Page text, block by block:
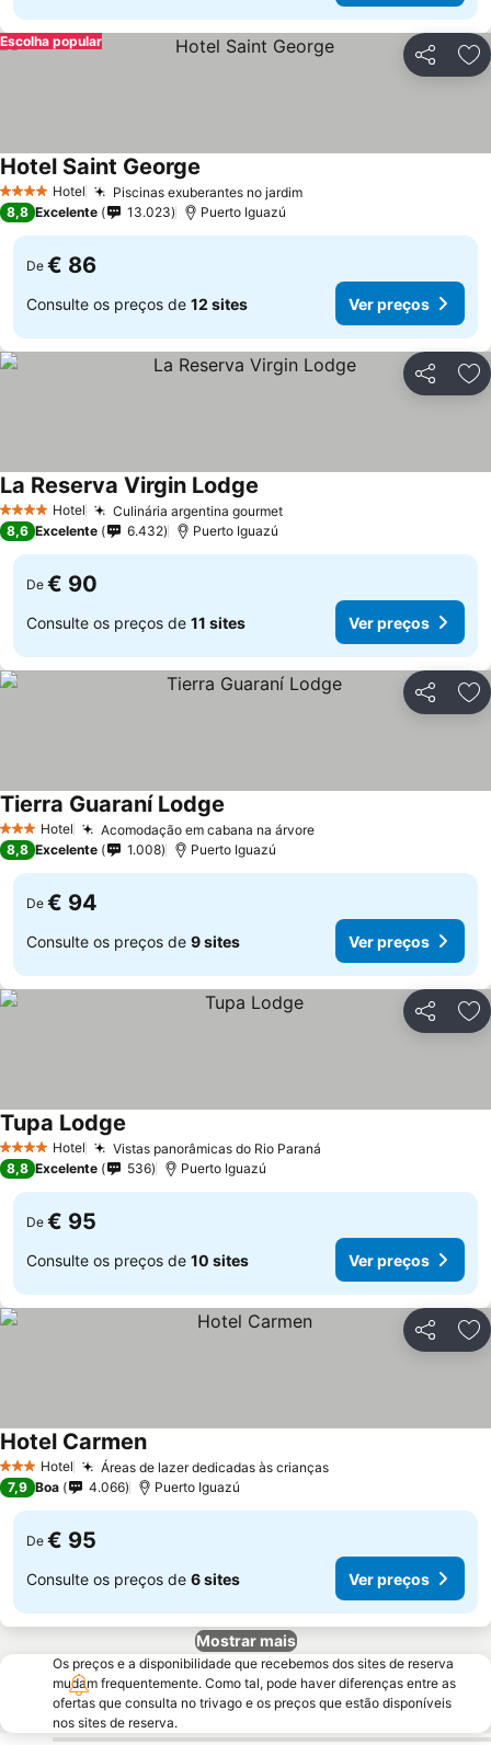
Partilhar
Escolha popular
4 EstrelasHotel Piscinas exuberantes no jardim
Hotel Saint George
8,8 Excelente 13.023 Puerto Iguazú
De € 86
Consulte os preços de 12 sites Ver preços
Partilhar
4 EstrelasHotel Culinária argentina gourmet
La Reserva Virgin Lodge
8,6 Excelente 6.432 Puerto Iguazú
De € 90
Consulte os preços de 11 sites Ver preços
Partilhar
3 EstrelasHotel Acomodação em cabana na árvore
Tierra Guaraní Lodge
8,8 Excelente 1.008 Puerto Iguazú
De € 94
Consulte os preços de 9 sites Ver preços
Partilhar
4 EstrelasHotel Vistas panorâmicas do Rio Paraná
Tupa Lodge
8,8 Excelente 536 Puerto Iguazú
De € 95
Consulte os preços de 10 sites Ver preços
Partilhar
3 EstrelasHotel Áreas de lazer dedicadas às crianças
Hotel Carmen
7,9 Boa 4.066 Puerto Iguazú
De € 95
Consulte os preços de 6 sites Ver preços
Mostrar mais
Os preços e a disponibilidade que recebemos dos sites de reserva
mudam frequentemente. Como tal, pode haver diferenças entre as
ofertas que consulta no trivago e os preços que estão disponíveis
nos sites de reserva.